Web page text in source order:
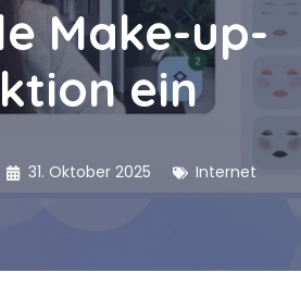
Make-up-
ein
31. Oktober 2025 Internet